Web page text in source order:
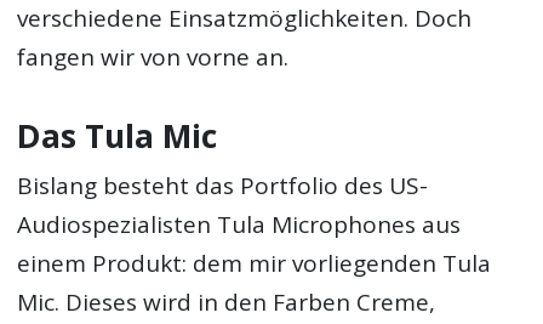
verschiedene Einsatzmöglichkeiten. Doch
fangen wir von vorne an.
Das Tula Mic
Bislang besteht das Portfolio des US-
Audiospezialisten Tula Microphones aus
einem Produkt: dem mir vorliegenden Tula
Mic. Dieses wird in den Farben Creme,